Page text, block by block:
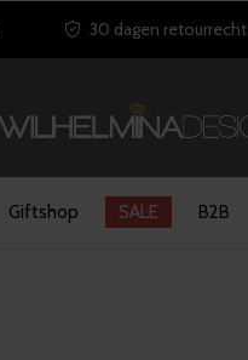
Giftshop SALE B2B
30 dagen retourrecht